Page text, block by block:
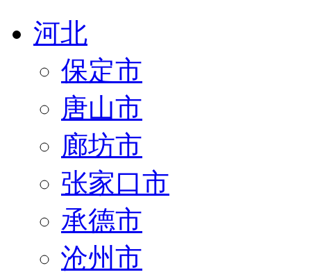
河北
保定市
唐山市
廊坊市
张家口市
承德市
沧州市